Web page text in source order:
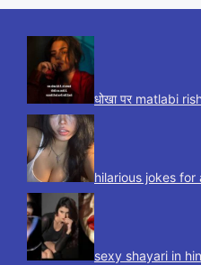
धोखा पर matlabi
hilarious jokes for
sexy shayari in